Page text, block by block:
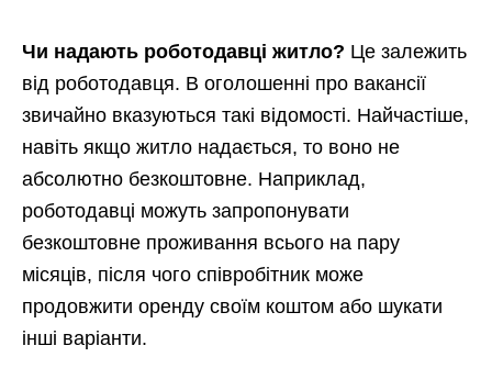
Чи надають роботодавці житло? Це залежить
від роботодавця. В оголошенні про вакансії
звичайно вказуються такі відомості. Найчастіше,
навіть якщо житло надається, то воно не
абсолютно безкоштовне. Наприклад,
роботодавці можуть запропонувати
безкоштовне проживання всього на пару
місяців, після чого співробітник може
продовжити оренду своїм коштом або шукати
інші варіанти.